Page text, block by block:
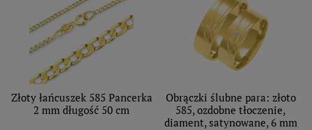
Złoty łańcuszek 585 Pancerka
2 mm długość 50 cm
Obrączki ślubne para: złoto
585, ozdobne tłoczenie,
diament, satynowane, 6 mm